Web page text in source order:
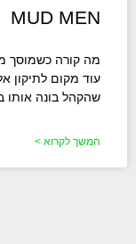
MUD MEN
מה קורה כשמוסך
עוד מקום לתיקון
שהקהל בונה אותו
המשך לקרוא >